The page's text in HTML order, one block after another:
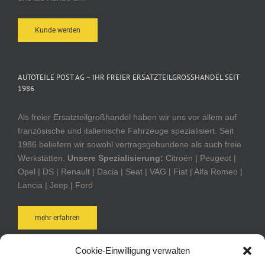
Cookie-Einwilligung verwalten
Kunde werden
AUTOTEILE POST AG – IHR FREIER ERSATZTEILGROSSHANDEL SEIT 1
986
Als freier Ersatzteilgroßhandel haben wir uns vor allem auf
französische und italienische Fahrzeuge spezialisiert. Seit
1986 beliefern wir sowohl vertragsgebundene als auch freie
Werkstätten. Unsere Spezialisierung: Citroën | Peugeot |
Opel | DS | Renault | Dacia | Seat | VAG | Fiat | Alfa Romeo |
Lancia | Jeep | Ford
mehr erfahren